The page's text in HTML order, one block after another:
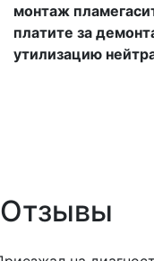
монтаж
платите за
утилизацию
Отзывы